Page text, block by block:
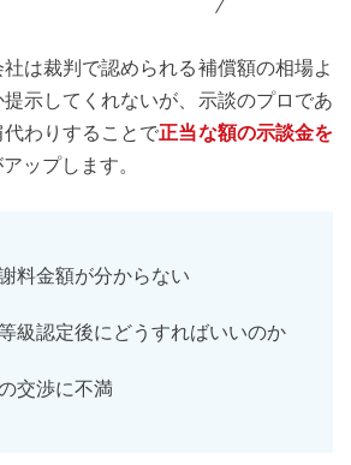
は裁判で認められる補償額の相場よ
示してくれないが、示談のプロであ
わりすることで正当な額の示談金を
ップします。
料金額が分からない
級認定後にどうすればいいのか
交渉に不満